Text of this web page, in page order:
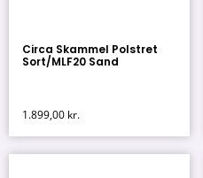
Circa Skammel Polstret
Sort/MLF20 Sand
1.899,00 kr.